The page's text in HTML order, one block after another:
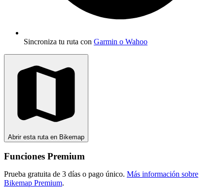
Sincroniza tu ruta con Garmin o Wahoo
Abrir esta ruta en Bikemap
Funciones Premium
Prueba gratuita de 3 días o pago único. Más información sobre
Bikemap Premium.